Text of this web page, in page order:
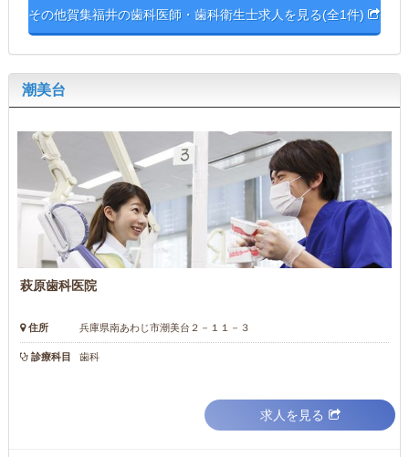
その他賀集福井の歯科医師・歯科衛生士求人を見る(全1件)
潮美台
萩原歯科医院
住所 兵庫県南あわじ市潮美台２－１１－３
診療科目 歯科
求人を見る